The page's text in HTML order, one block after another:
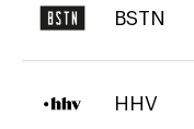
BSTN
HHV